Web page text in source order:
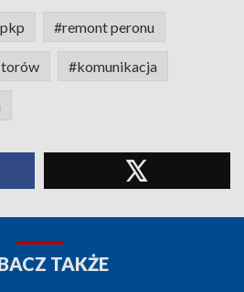
#remont peronu
torów #komunikacja
TAKŻE